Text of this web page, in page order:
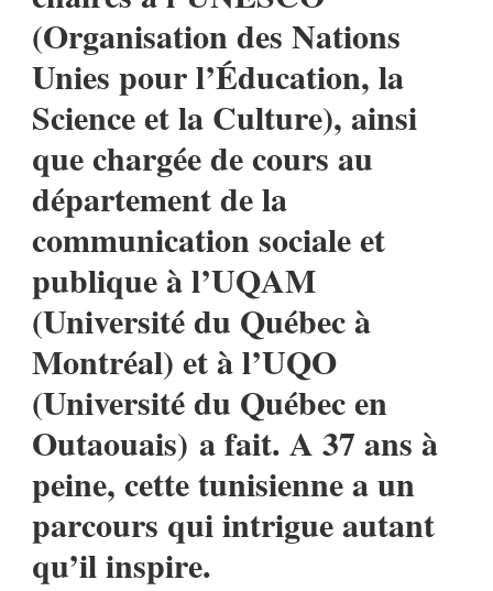
(Organisation des Nations
Unies pour l’Éducation, la
Science et la Culture), ainsi
que chargée de cours au
département de la
communication sociale et
publique à l’UQAM
(Université du Québec à
Montréal) et à l’UQO
(Université du Québec en
Outaouais) a fait. A 37 ans à
peine, cette tunisienne a un
parcours qui intrigue autant
qu’il inspire.